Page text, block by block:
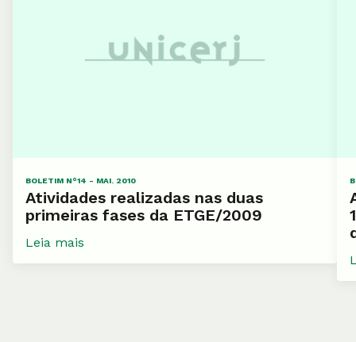
BOLETIM N°14 - MAI. 2010
Atividades realizadas nas duas
primeiras fases da ETGE/2009
Leia mais